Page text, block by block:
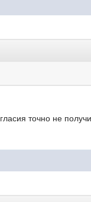
точно не